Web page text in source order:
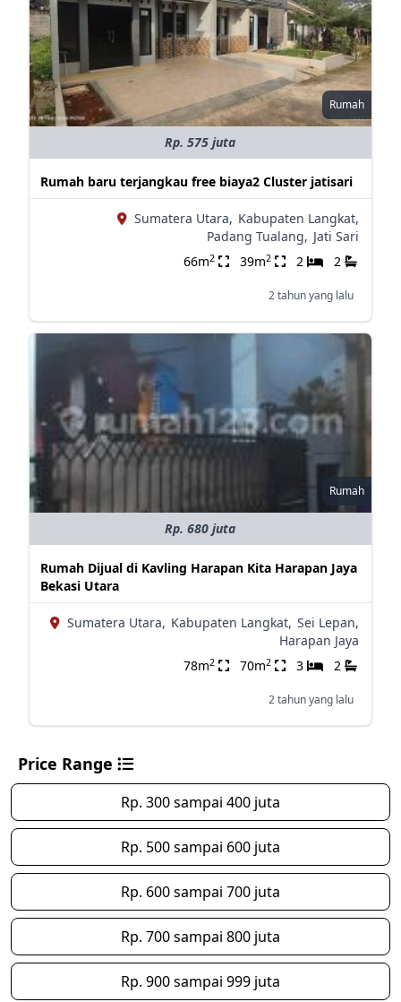
Rumah
Rp. 575 juta
Rumah baru terjangkau free biaya2 Cluster jatisari
Sumatera Utara, Kabupaten Langkat,
Padang Tualang, Jati Sari
66m2 39m2 2 2
2 tahun yang lalu
Rumah
Rp. 680 juta
Rumah Dijual di Kavling Harapan Kita Harapan Jaya
Bekasi Utara
Sumatera Utara, Kabupaten Langkat, Sei Lepan,
Harapan Jaya
78m2 70m2 3 2
2 tahun yang lalu
Price Range
Rp. 300 sampai 400 juta
Rp. 500 sampai 600 juta
Rp. 600 sampai 700 juta
Rp. 700 sampai 800 juta
Rp. 900 sampai 999 juta